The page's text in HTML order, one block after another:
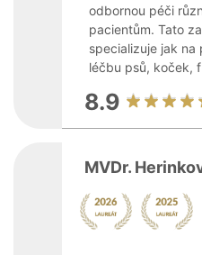
odbornou péči
pacientům. Tato
specializuje jak na
léčbu psů, koček,
8.9
MVDr.